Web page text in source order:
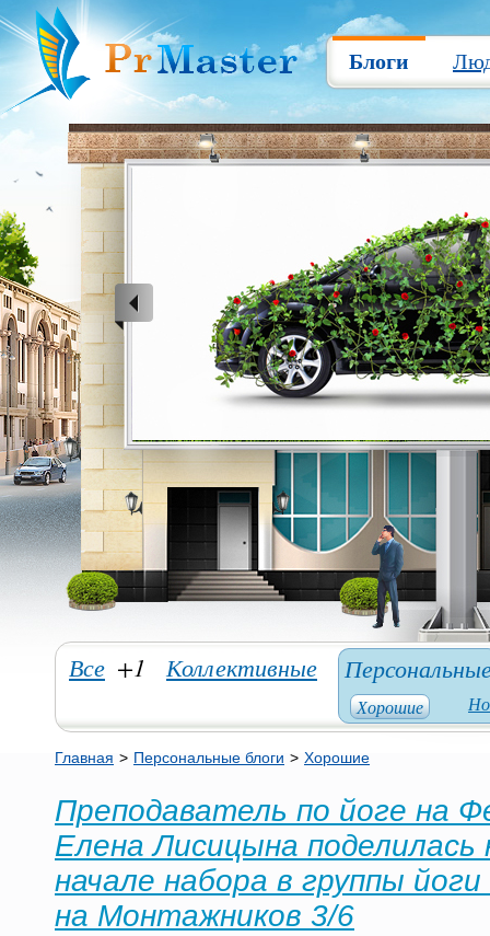
Блоги
Все +1 Коллективные
Хорошие
Главная > Персональные блоги > Хорошие
Преподаватель по йоге на
Елена Лисицына
начале набора в группы
на Монтажников 3/6